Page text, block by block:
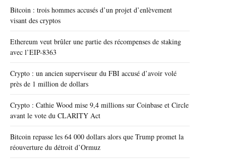
Bitcoin : trois hommes accusés d’un projet d’enlèvement
visant des cryptos
Ethereum veut brûler une partie des récompenses de staking
avec l’EIP-8363
Crypto : un ancien superviseur du FBI accusé d’avoir volé
près de 1 million de dollars
Crypto : Cathie Wood mise 9,4 millions sur Coinbase et Circle
avant le vote du CLARITY Act
Bitcoin repasse les 64 000 dollars alors que Trump promet la
réouverture du détroit d’Ormuz